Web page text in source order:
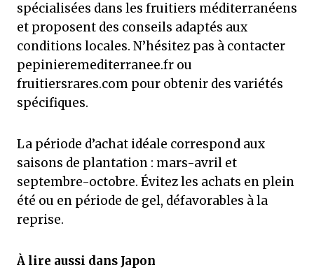
spécialisées dans les fruitiers méditerranéens
et proposent des conseils adaptés aux
conditions locales. N’hésitez pas à contacter
pepinieremediterranee.fr ou
fruitiersrares.com pour obtenir des variétés
spécifiques.
La période d’achat idéale correspond aux
saisons de plantation : mars-avril et
septembre-octobre. Évitez les achats en plein
été ou en période de gel, défavorables à la
reprise.
À lire aussi dans Japon